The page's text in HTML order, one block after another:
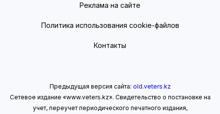
Реклама на сайте
Политика использования cookie-файлов
Контакты
Предыдущая версия сайта: old.veters.kz
Сетевое издание «www.veters.kz». Свидетельство о постановке на
учет, переучет периодического печатного издания,